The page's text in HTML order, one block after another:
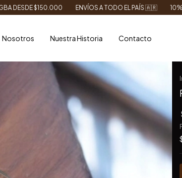
ENVÍOS A TODO EL PAÍS 🇦🇷 10% OFF CON
Nosotros Nuestra Historia Contacto